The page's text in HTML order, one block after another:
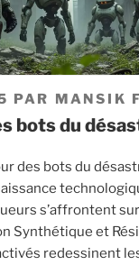
PAR MANSIK
bots du
des bots du
s’affrontent
Synthétique et
redessinent